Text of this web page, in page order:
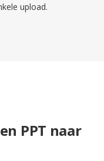
upload.
PPT naar